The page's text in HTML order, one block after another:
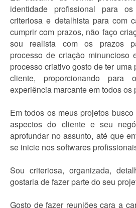
identidade profissional para
criteriosa e detalhista para com
cumprir com prazos, não faço
sou realista com os prazos
processo de criação minuncioso
processo criativo gosto de ter uma
cliente, proporcionando
experiência marcante em todos os
Em todos os meus projetos
aspectos do cliente e seu
aprofundar no assunto, até que
se inicie nos softwares
Sou criteriosa, organizada,
gostaria de fazer parte do seu
Gosto de fazer reuniões cara a